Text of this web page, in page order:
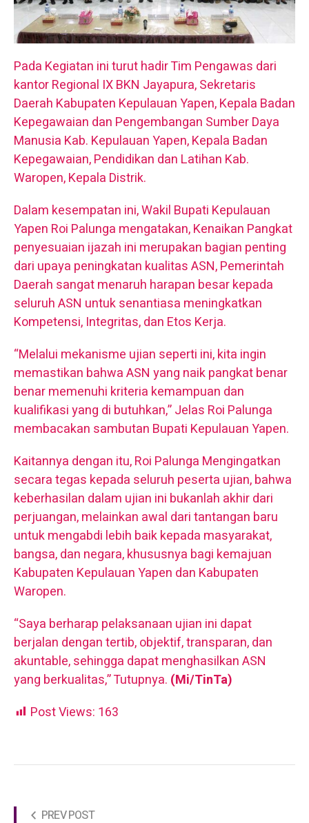
Pada Kegiatan ini turut hadir Tim Pengawas dari
kantor Regional IX BKN Jayapura, Sekretaris
Daerah Kabupaten Kepulauan Yapen, Kepala Badan
Kepegawaian dan Pengembangan Sumber Daya
Manusia Kab. Kepulauan Yapen, Kepala Badan
Kepegawaian, Pendidikan dan Latihan Kab.
Waropen, Kepala Distrik.
Dalam kesempatan ini, Wakil Bupati Kepulauan
Yapen Roi Palunga mengatakan, Kenaikan Pangkat
penyesuaian ijazah ini merupakan bagian penting
dari upaya peningkatan kualitas ASN, Pemerintah
Daerah sangat menaruh harapan besar kepada
seluruh ASN untuk senantiasa meningkatkan
Kompetensi, Integritas, dan Etos Kerja.
“Melalui mekanisme ujian seperti ini, kita ingin
memastikan bahwa ASN yang naik pangkat benar
benar memenuhi kriteria kemampuan dan
kualifikasi yang di butuhkan,” Jelas Roi Palunga
membacakan sambutan Bupati Kepulauan Yapen.
Kaitannya dengan itu, Roi Palunga Mengingatkan
secara tegas kepada seluruh peserta ujian, bahwa
keberhasilan dalam ujian ini bukanlah akhir dari
perjuangan, melainkan awal dari tantangan baru
untuk mengabdi lebih baik kepada masyarakat,
bangsa, dan negara, khususnya bagi kemajuan
Kabupaten Kepulauan Yapen dan Kabupaten
Waropen.
“Saya berharap pelaksanaan ujian ini dapat
berjalan dengan tertib, objektif, transparan, dan
akuntable, sehingga dapat menghasilkan ASN
yang berkualitas,” Tutupnya. (Mi/TinTa)
Post Views: 163
PREV POST